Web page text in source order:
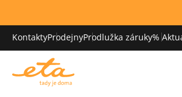
KontaktyProdejnyProdlužka záruky%